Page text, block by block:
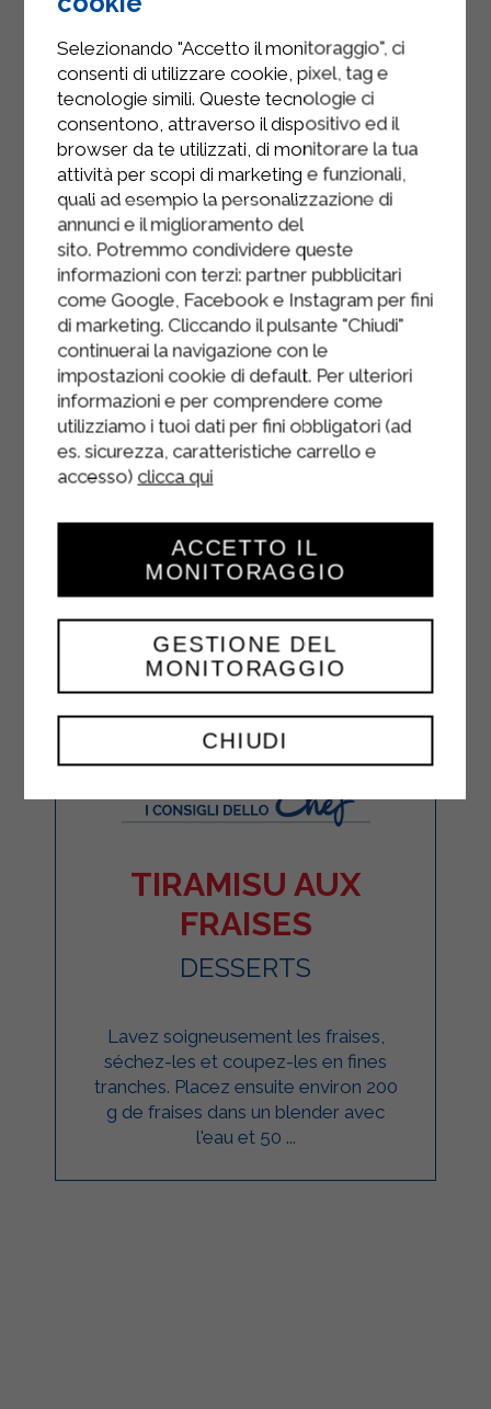
Transférer la glace dans un grand
récipient bas, couvrir d'un film
alimentaire et conserver au
congélateur pendant au moins 2
heures. Sortir la glace 10 minutes
avant de servir et la disposer dans
les coupes, en décorant de tranches
de pêche fraîche.
TIRAMISU AUX
FRAISES
DESSERTS
Lavez soigneusement les fraises,
séchez-les et coupez-les en fines
tranches. Placez ensuite environ 200
g de fraises dans un blender avec
l'eau et 50 ...
Selezionando "Accetto il monitoraggio", ci
consenti di utilizzare cookie, pixel, tag e
tecnologie simili. Queste tecnologie ci
consentono, attraverso il dispositivo ed il
browser da te utilizzati, di monitorare la tua
attività per scopi di marketing e funzionali,
quali ad esempio la personalizzazione di
annunci e il miglioramento del
sito. Potremmo condividere queste
informazioni con terzi: partner pubblicitari
come Google, Facebook e Instagram per fini
di marketing. Cliccando il pulsante "Chiudi"
continuerai la navigazione con le
impostazioni cookie di default. Per ulteriori
informazioni e per comprendere come
utilizziamo i tuoi dati per fini obbligatori (ad
es. sicurezza, caratteristiche carrello e
accesso) clicca qui
CHIUDI
GESTIONE DEL
MONITORAGGIO
ACCETTO IL
MONITORAGGIO